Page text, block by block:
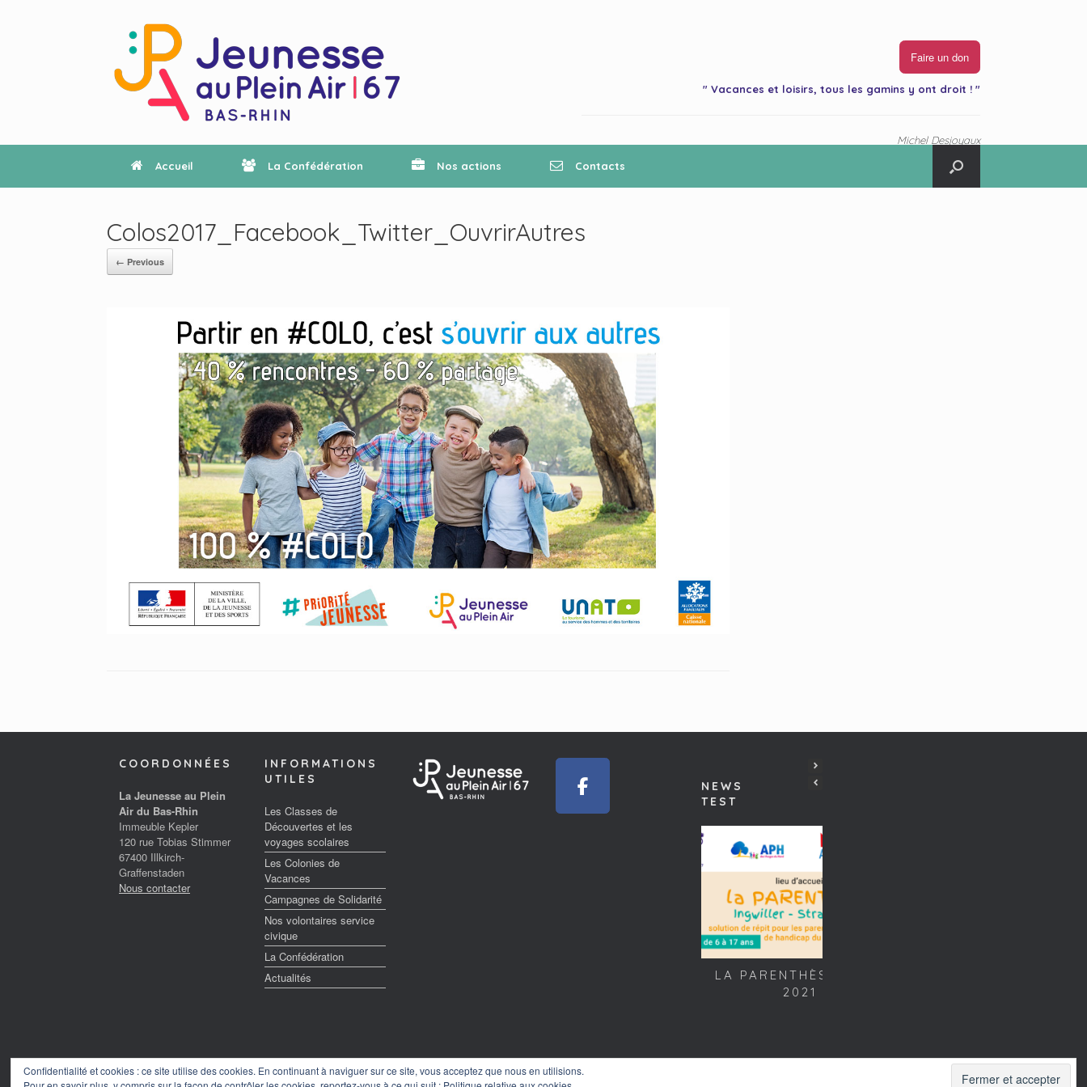
Faire un don
" Vacances et loisirs, tous les gamins y ont droit ! "
Michel Desjoyaux
Accueil
La Confédération Nos actions Contacts
Colos2017_Facebook_Twitter_OuvrirAutres
← Previous
COORDONNÉES
La Jeunesse au Plein
Air du Bas-Rhin
Immeuble Kepler
120 rue Tobias Stimmer
67400 Illkirch-
Graffenstaden
Nous contacter
INFORMATIONS
UTILES
Les Classes de
Découvertes et les
voyages scolaires
Les Colonies de
Vacances
Campagnes de Solidarité
Nos volontaires service
civique
La Confédération
Actualités
NEWS
TEST
LA PARENTHÈSE – ÉTÉ
2021
© 2026 Jeunesse au Plein Air - Bas-Rhin (67) - mentions légales
Confidentialité et cookies : ce site utilise des cookies. En continuant à naviguer sur ce site, vous acceptez que nous en utilisions.